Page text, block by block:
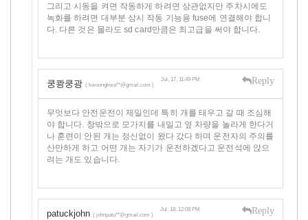
그리고 시동을 켜면 작동하게 하려면 상관없지만 주차시에도
녹화를 하려면 대부분 상시 작동 기능용 fuse에 연결해야 합니
다. 다른 것은 몰라도 sd card만큼은 최고급을 써야 합니다.
쿵쾅쿵광 ( kwoongkwa**@gmail.com )
Jul, 17, 11:49 PM Reply
무엇보다 안전운전이 제일인데 특히 개를 태우고 갈 때 조심해
야 합니다. 창밖으로 모가지를 내밀고 옆 차량을 놀라게 한다거
나 훈련이 안된 개는 정신없이 왔다 갔다 하며 운전자의 주의를
산만하게 하고 어떤 개는 자기가 운전하겠다고 운전석에 앉으
려는 개도 있습니다.
patuckjohn ( johnpatu**@gmail.com )
Jul, 18, 12:08 PM Reply